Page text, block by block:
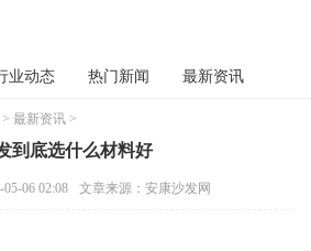
业动态 热门新闻 最新资讯
> 最新资讯 >
到底选什么材料好
06 02:08 文章来源：安康沙发网